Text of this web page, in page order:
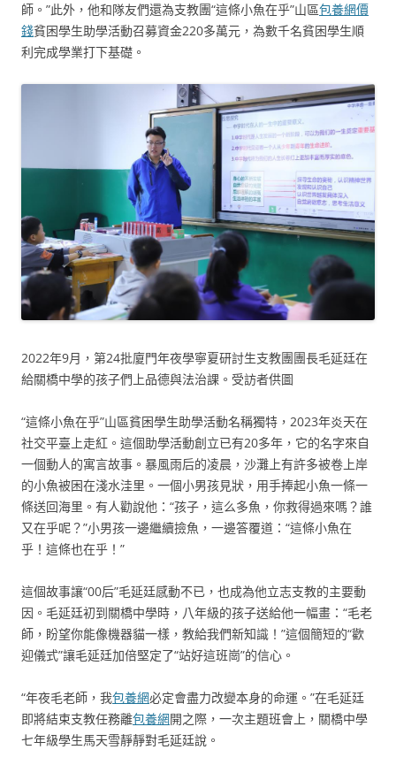
師。”此外，他和隊友們還為支教團“這條小魚在乎”山區包養網價
錢貧困學生助學活動召募資金220多萬元，為數千名貧困學生順
利完成學業打下基礎。
2022年9月，第24批廈門年夜學寧夏研討生支教團團長毛延廷在
給關橋中學的孩子們上品德與法治課。受訪者供圖
“這條小魚在乎”山區貧困學生助學活動名稱獨特，2023年炎天在
社交平臺上走紅。這個助學活動創立已有20多年，它的名字來自
一個動人的寓言故事。暴風雨后的凌晨，沙灘上有許多被卷上岸
的小魚被困在淺水洼里。一個小男孩見狀，用手捧起小魚一條一
條送回海里。有人勸說他：“孩子，這么多魚，你救得過來嗎？誰
又在乎呢？”小男孩一邊繼續撿魚，一邊答覆道：“這條小魚在
乎！這條也在乎！”
這個故事讓“00后”毛延廷感動不已，也成為他立志支教的主要動
因。毛延廷初到關橋中學時，八年級的孩子送給他一幅畫：“毛老
師，盼望你能像機器貓一樣，教給我們新知識！”這個簡短的“歡
迎儀式”讓毛延廷加倍堅定了“站好這班崗”的信心。
“年夜毛老師，我包養網必定會盡力改變本身的命運。”在毛延廷
即將結束支教任務離包養網開之際，一次主題班會上，關橋中學
七年級學生馬天雪靜靜對毛延廷說。